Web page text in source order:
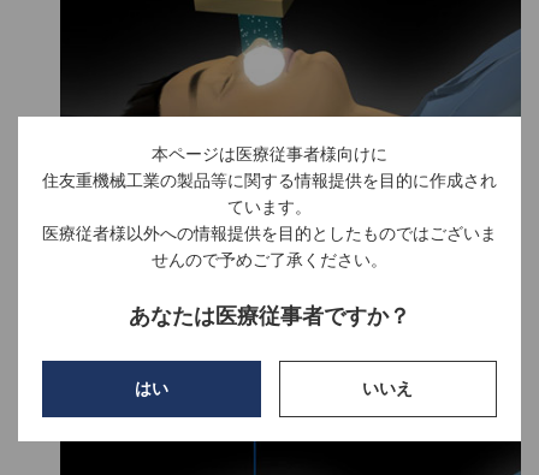
本ページは医療従事者様向けに
住友重機械工業の製品等に関する情報提供を目的に作成され
ています。
医療従者様以外への情報提供を目的としたものではございま
せんので予めご了承ください。
あなたは医療従事者ですか？
はい いいえ